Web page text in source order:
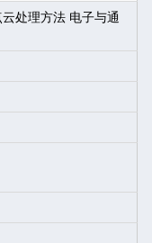
处理方法 电子与通